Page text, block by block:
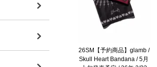
26SM【予約商品】glamb /
Skull Heart Bandana / 5月